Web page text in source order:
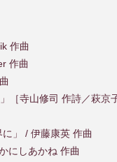
作曲
曲
山修司 作詩／萩京
/ 伊藤康英 作曲
しあかね 作曲